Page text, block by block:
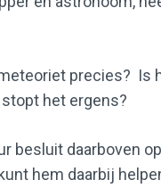
precies? Is
het ergens?
besluit daarboven
hem daarbij